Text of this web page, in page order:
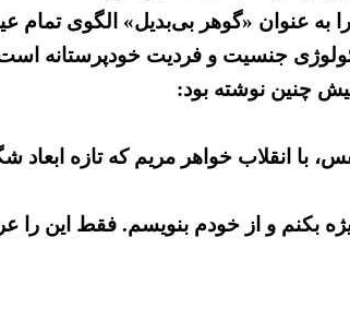
عنوان «گوهر بی‌بدیل» الگوی
جنسیت و فردیت خودپرستانه
با انقلاب خواهر مریم که تازه
بکنم و از خودم بنویسم. فقط